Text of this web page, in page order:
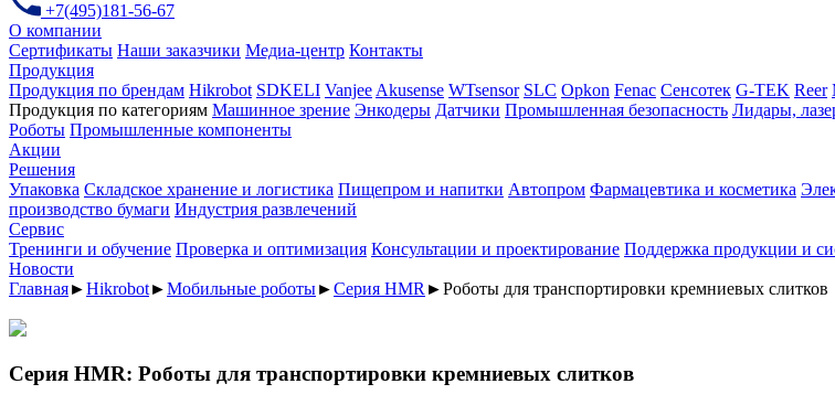
+7(495)181-56-67
О компании
Сертификаты Наши заказчики Медиа-центр Контакты
Продукция
Продукция по брендам Hikrobot SDKELI Vanjee Akusense WTsensor SLC Opkon Fenac Сенсотек G-TEK Reer
Продукция по категориям Машинное зрение Энкодеры Датчики Промышленная безопасность Лидары,
Роботы Промышленные компоненты
Акции
Решения
Упаковка Складское хранение и логистика Пищепром и напитки Автопром Фармацевтика и косметика
производство бумаги Индустрия развлечений
Сервис
Тренинги и обучение Проверка и оптимизация Консультации и проектирование Поддержка продукции и
Новости
Главная►Hikrobot►Мобильные роботы►Серия HMR ►Роботы для транспортировки кремниевых слитков
Серия HMR: Роботы для транспортировки кремниевых слитков